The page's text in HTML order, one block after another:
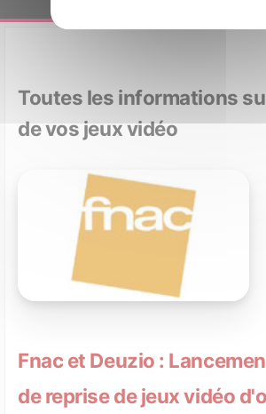
Toutes les informations
de vos jeux vidéo
Fnac et Deuzio :
de reprise de jeux vidéo